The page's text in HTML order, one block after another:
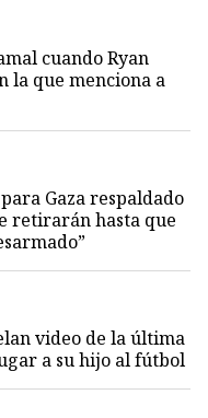
cuando Ryan
la que menciona a
Gaza respaldado
retirarán hasta que
video de la última
a su hijo al fútbol